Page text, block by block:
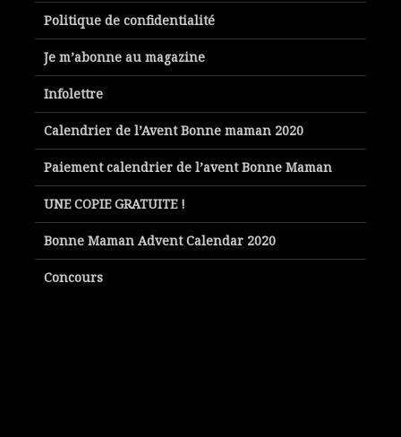
Politique de confidentialité
Je m’abonne au magazine
Infolettre
Calendrier de l’Avent Bonne maman 2020
Paiement calendrier de l’avent Bonne Maman
UNE COPIE GRATUITE !
Bonne Maman Advent Calendar 2020
Concours